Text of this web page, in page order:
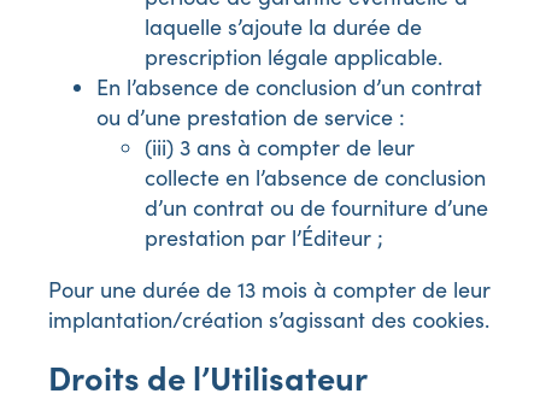
laquelle s’ajoute la durée de
prescription légale applicable.
En l’absence de conclusion d’un contrat
ou d’une prestation de service :
(iii) 3 ans à compter de leur
collecte en l’absence de conclusion
d’un contrat ou de fourniture d’une
prestation par l’Éditeur ;
Pour une durée de 13 mois à compter de leur
implantation/création s’agissant des cookies.
Droits de l’Utilisateur